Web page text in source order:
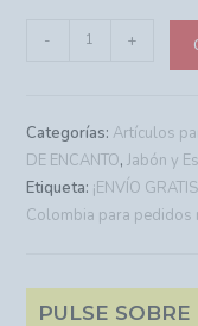
- +
Categorías: Artículos
DE ENCANTO, Jabón y
Etiqueta: ¡ENVÍO
Colombia para
PULSE